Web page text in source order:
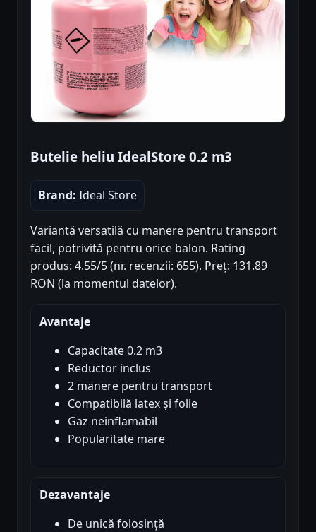
Butelie heliu IdealStore 0.2 m3
Brand: Ideal Store
Variantă versatilă cu manere pentru transport
facil, potrivită pentru orice balon. Rating
produs: 4.55/5 (nr. recenzii: 655). Preț: 131.89
RON (la momentul datelor).
Avantaje
Capacitate 0.2 m3
Reductor inclus
2 manere pentru transport
Compatibilă latex și folie
Gaz neinflamabil
Popularitate mare
Dezavantaje
De unică folosință